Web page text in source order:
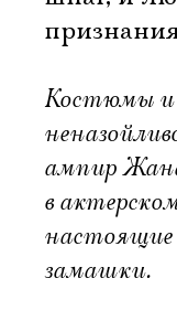
Костюмы и
ампир
в
настоящие
замашки.